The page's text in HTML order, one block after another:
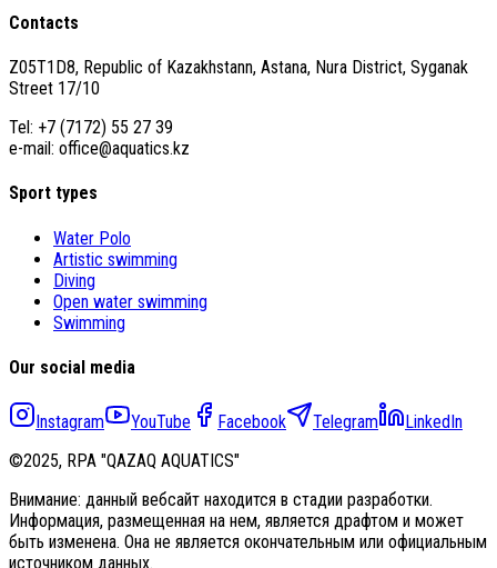
Contacts
Z05T1D8, Republic of Kazakhstann, Astana, Nura District, Syganak
Street 17/10
Tel: +7 (7172) 55 27 39
e-mail: office@aquatics.kz
Sport types
Water Polo
Artistic swimming
Diving
Open water swimming
Swimming
Our social media
Instagram YouTube Facebook Telegram
LinkedIn
©2025, RPA "QAZAQ AQUATICS"
Внимание: данный вебсайт находится в стадии разработки.
Информация, размещенная на нем, является драфтом и может
быть изменена. Она не является окончательным или официальным
источником данных.